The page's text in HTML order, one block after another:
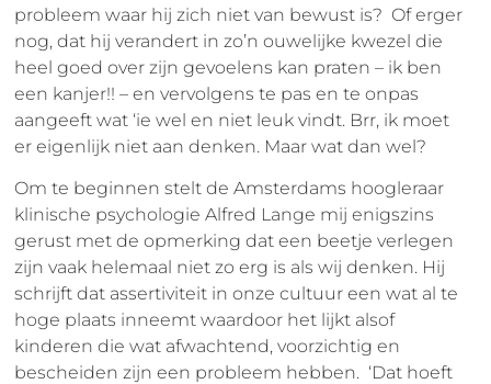
probleem waar hij zich niet van bewust is? Of erger
nog, dat hij verandert in zo’n ouwelijke kwezel die
heel goed over zijn gevoelens kan praten – ik ben
een kanjer!! – en vervolgens te pas en te onpas
aangeeft wat ‘ie wel en niet leuk vindt. Brr, ik moet
er eigenlijk niet aan denken. Maar wat dan wel?
Om te beginnen stelt de Amsterdams hoogleraar
klinische psychologie Alfred Lange mij enigszins
gerust met de opmerking dat een beetje verlegen
zijn vaak helemaal niet zo erg is als wij denken. Hij
schrijft dat assertiviteit in onze cultuur een wat al te
hoge plaats inneemt waardoor het lijkt alsof
kinderen die wat afwachtend, voorzichtig en
bescheiden zijn een probleem hebben. ‘Dat hoeft